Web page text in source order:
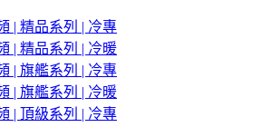
| 精品系列 | 冷專
| 精品系列 | 冷暖
| 旗艦系列 | 冷專
| 旗艦系列 | 冷暖
| 頂級系列 | 冷專